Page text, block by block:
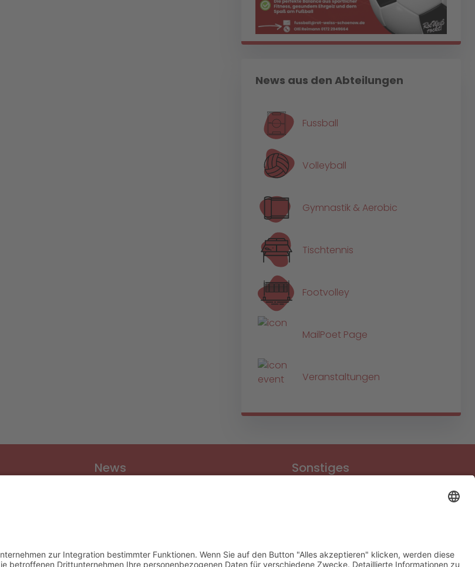
News aus den Abteilungen
Fussball
Volleyball
Gymnastik & Aerobic
Tischtennis
Footvolley
MailPoet Page
Veranstaltungen
News Sonstiges